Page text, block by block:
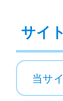
サイ
当サ